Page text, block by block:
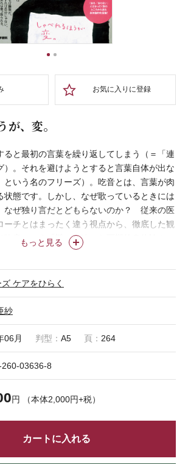
1
お気に入りに登録
が、変。
もっと見る
ると最初の言葉を繰り返してしまう（＝「連
）。それを避けようとすると言葉自体が出な
という名のフリーズ）。吃音とは、言葉が肉
状態です。しかし、なぜ歌っているときには
ぜ独り言だとどもらないのか？ 従来の医
ーチとはまったく違う視点から、徹底した観
吃音という「謎」に迫った画期的身体論！
ケアをひらく
紗
06月 判型： A5 頁： 264
03636-8
円 （本体2,000円+税）
カートに入れる